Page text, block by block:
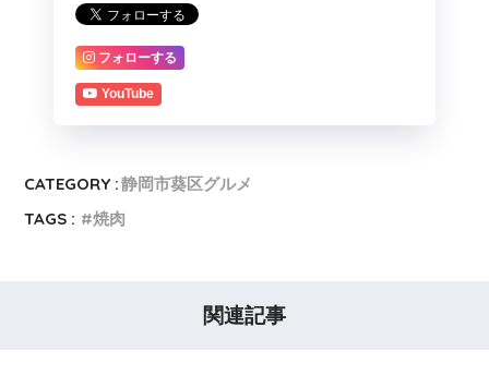
フォローする
YouTube
CATEGORY :静岡市葵区グルメ
TAGS :
焼肉
関連記事